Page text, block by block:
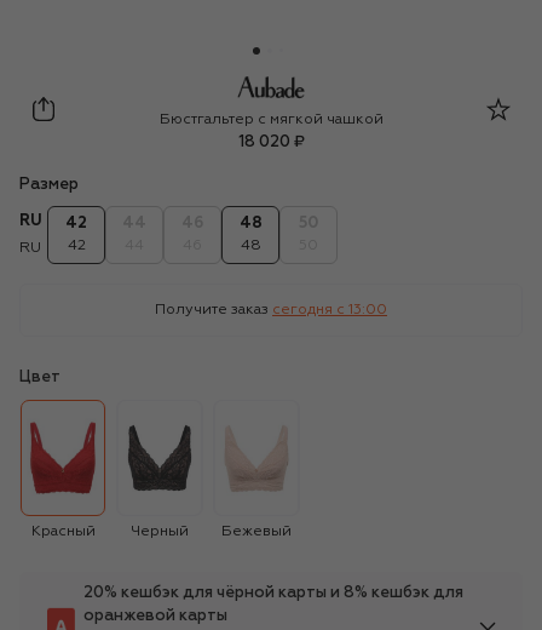
Aubade
Бюстгальтер с мягкой чашкой
18 020 ₽
Размер
RU
RU
42
42
48
48
Получите заказ сегодня c 13:00
Цвет
Красный Черный Бежевый
20% кешбэк для чёрной карты и 8% кешбэк для
оранжевой карты